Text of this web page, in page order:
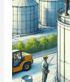
de
Caixas
d’Água
em
São
José
do